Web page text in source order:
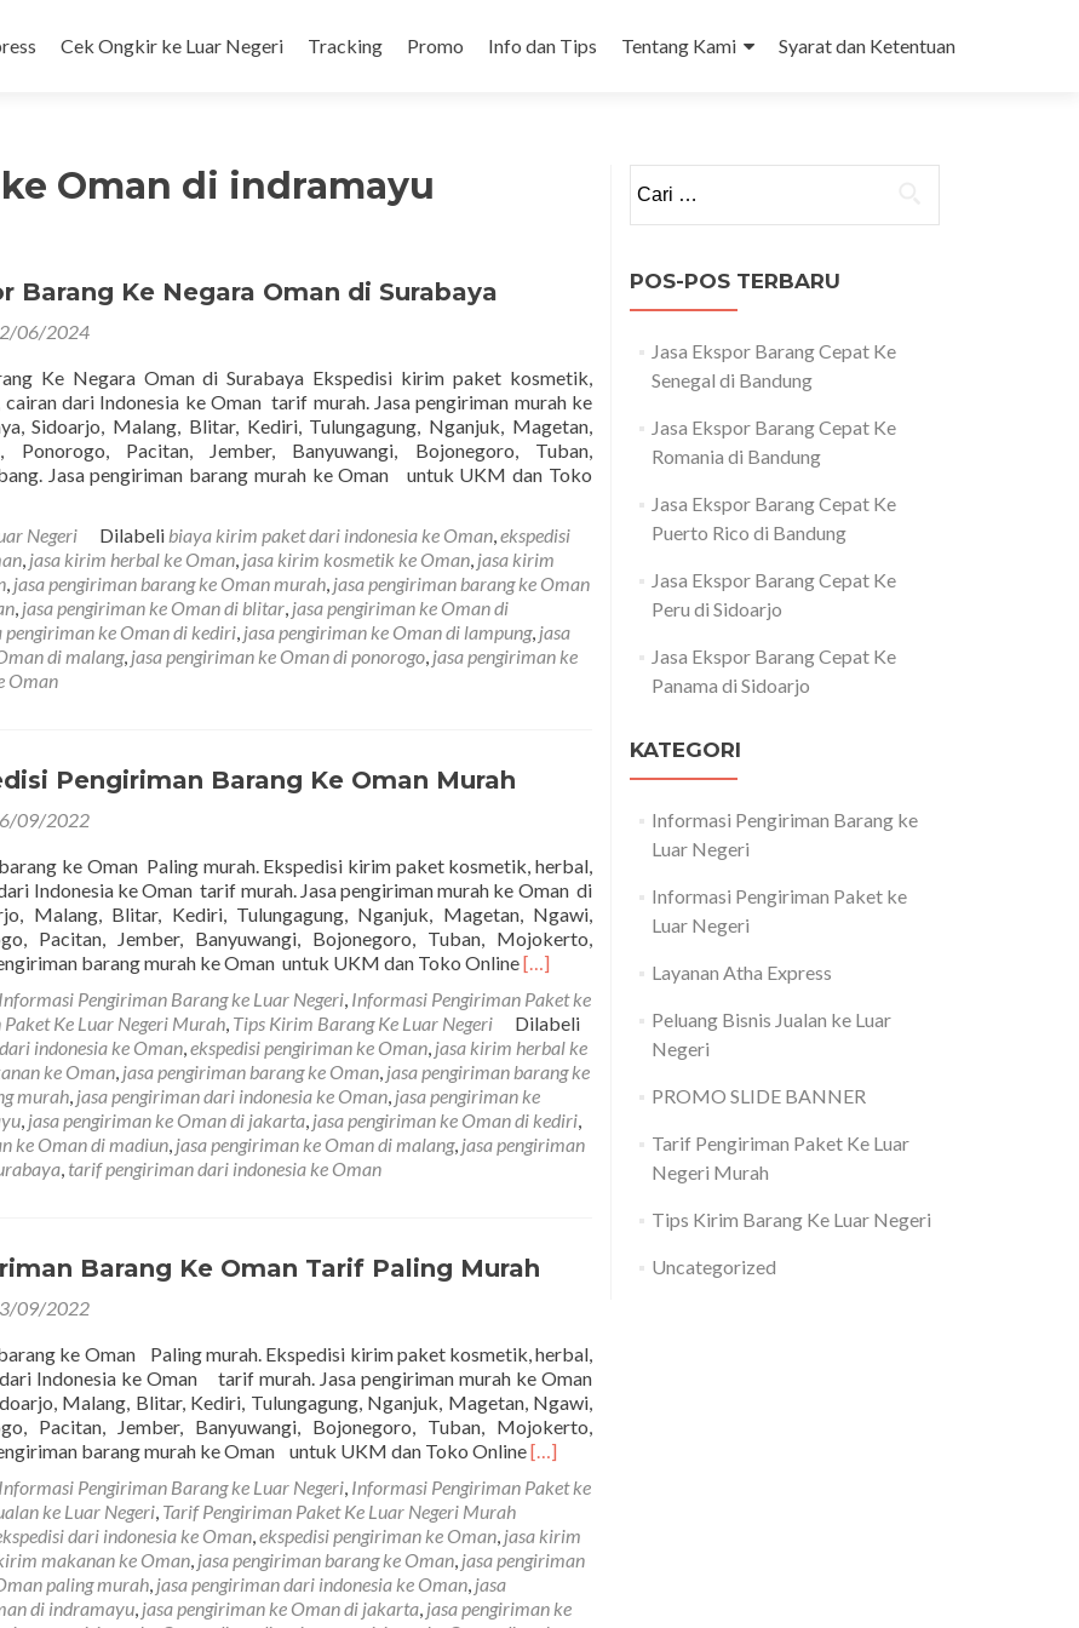
Cek Ongkir ke Luar Negeri Tracking Promo Info dan Tips Tentang Kami Syarat dan Ketentuan
Oman di indramayu
Barang Ke Negara Oman di Surabaya
06/2024
Ke Negara Oman di Surabaya Ekspedisi kirim paket kosmetik,
cairan dari Indonesia ke Oman tarif murah. Jasa pengiriman murah ke
Sidoarjo, Malang, Blitar, Kediri, Tulungagung, Nganjuk, Magetan,
Ponorogo, Pacitan, Jember, Banyuwangi, Bojonegoro, Tuban,
Jasa pengiriman barang murah ke Oman untuk UKM dan Toko
Negeri Dilabeli biaya kirim paket dari indonesia ke Oman,ekspedisi
, jasa kirim herbal ke Oman, jasa kirim kosmetik ke Oman, jasa kirim
, jasa pengiriman barang ke Oman murah, jasa pengiriman barang ke Oman
, jasa pengiriman ke Oman di blitar, jasa pengiriman ke Oman di
pengiriman ke Oman di kediri, jasa pengiriman ke Oman di lampung, jasa
di malang, jasa pengiriman ke Oman di ponorogo, jasa pengiriman ke
Oman
Pengiriman Barang Ke Oman Murah
09/2022
ke Oman Paling murah. Ekspedisi kirim paket kosmetik, herbal,
Indonesia ke Oman tarif murah. Jasa pengiriman murah ke Oman di
Malang, Blitar, Kediri, Tulungagung, Nganjuk, Magetan, Ngawi,
Pacitan, Jember, Banyuwangi, Bojonegoro, Tuban, Mojokerto,
barang murah ke Oman untuk UKM dan Toko OnlineRead
about
Jasa
Ekspedisi
Pengiriman
Barang
Ke
Oman
[…]
Informasi Pengiriman Barang ke Luar Negeri, Informasi Pengiriman Paket ke
Ke Luar Negeri Murah, Tips Kirim Barang Ke Luar Negeri
Dilabeli
indonesia ke Oman,ekspedisi pengiriman ke Oman, jasa kirim herbal ke
ke Oman, jasa pengiriman barang ke Oman, jasa pengiriman barang ke
murah, jasa pengiriman dari indonesia ke Oman, jasa pengiriman ke
, jasa pengiriman ke Oman di jakarta, jasa pengiriman ke Oman di kediri,
ke Oman di madiun, jasa pengiriman ke Oman di malang, jasa pengiriman
, tarif pengiriman dari indonesia ke Oman
Barang Ke Oman Tarif Paling Murah
09/2022
ke Oman Paling murah. Ekspedisi kirim paket kosmetik, herbal,
Indonesia ke Oman tarif murah. Jasa pengiriman murah ke Oman
Malang, Blitar, Kediri, Tulungagung, Nganjuk, Magetan, Ngawi,
Pacitan, Jember, Banyuwangi, Bojonegoro, Tuban, Mojokerto,
barang murah ke Oman untuk UKM dan Toko OnlineRead
about
Pengiriman
Barang
Oman
[…]
Informasi Pengiriman Barang ke Luar Negeri, Informasi Pengiriman Paket ke
ke Luar Negeri, Tarif Pengiriman Paket Ke Luar Negeri Murah
dari indonesia ke Oman,ekspedisi pengiriman ke Oman, jasa kirim
makanan ke Oman, jasa pengiriman barang ke Oman, jasa pengiriman
paling murah, jasa pengiriman dari indonesia ke Oman, jasa
di indramayu, jasa pengiriman ke Oman di jakarta, jasa pengiriman ke
untuk:
POS-POS TERBARU
Jasa Ekspor Barang Cepat Ke
Senegal di Bandung
Jasa Ekspor Barang Cepat Ke
Romania di Bandung
Jasa Ekspor Barang Cepat Ke
Puerto Rico di Bandung
Jasa Ekspor Barang Cepat Ke
Peru di Sidoarjo
Jasa Ekspor Barang Cepat Ke
Panama di Sidoarjo
KATEGORI
Informasi Pengiriman Barang ke
Luar Negeri
Informasi Pengiriman Paket ke
Luar Negeri
Layanan Atha Express
Peluang Bisnis Jualan ke Luar
Negeri
PROMO SLIDE BANNER
Tarif Pengiriman Paket Ke Luar
Negeri Murah
Tips Kirim Barang Ke Luar Negeri
Uncategorized